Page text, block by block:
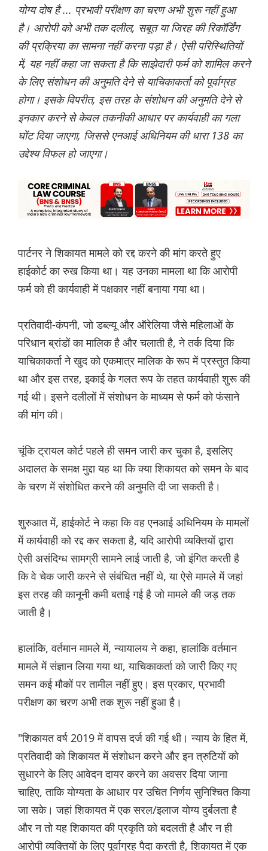
योग्य दोष है ... प्रभावी परीक्षण का चरण अभी शुरू नहीं हुआ
है। आरोपी को अभी तक दलील, सबूत या जिरह की रिकॉर्डिंग
की प्रक्रिया का सामना नहीं करना पड़ा है। ऐसी परिस्थितियों
में, यह नहीं कहा जा सकता है कि साझेदारी फर्म को शामिल करने
के लिए संशोधन की अनुमति देने से याचिकाकर्ता को पूर्वाग्रह
होगा। इसके विपरीत, इस तरह के संशोधन की अनुमति देने से
इनकार करने से केवल तकनीकी आधार पर कार्यवाही का गला
घोंट दिया जाएगा, जिससे एनआई अधिनियम की धारा 138 का
उद्देश्य विफल हो जाएगा।
पार्टनर ने शिकायत मामले को रद्द करने की मांग करते हुए
हाईकोर्ट का रुख किया था। यह उनका मामला था कि आरोपी
फर्म को ही कार्यवाही में पक्षकार नहीं बनाया गया था।
प्रतिवादी-कंपनी, जो डब्ल्यू और ऑरेलिया जैसे महिलाओं के
परिधान ब्रांडों का मालिक है और चलाती है, ने तर्क दिया कि
याचिकाकर्ता ने खुद को एकमात्र मालिक के रूप में प्रस्तुत किया
था और इस तरह, इकाई के गलत रूप के तहत कार्यवाही शुरू की
गई थी। इसने दलीलों में संशोधन के माध्यम से फर्म को फंसाने
की मांग की।
चूंकि ट्रायल कोर्ट पहले ही समन जारी कर चुका है, इसलिए
अदालत के समक्ष मुद्दा यह था कि क्या शिकायत को समन के बाद
के चरण में संशोधित करने की अनुमति दी जा सकती है।
शुरुआत में, हाईकोर्ट ने कहा कि वह एनआई अधिनियम के मामलों
में कार्यवाही को रद्द कर सकता है, यदि आरोपी व्यक्तियों द्वारा
ऐसी असंदिग्ध सामग्री सामने लाई जाती है, जो इंगित करती है
कि वे चेक जारी करने से संबंधित नहीं थे, या ऐसे मामले में जहां
इस तरह की कानूनी कमी बताई गई है जो मामले की जड़ तक
जाती है।
हालांकि, वर्तमान मामले में, न्यायालय ने कहा, हालांकि वर्तमान
मामले में संज्ञान लिया गया था, याचिकाकर्ता को जारी किए गए
समन कई मौकों पर तामील नहीं हुए। इस प्रकार, प्रभावी
परीक्षण का चरण अभी तक शुरू नहीं हुआ है।
"शिकायत वर्ष 2019 में वापस दर्ज की गई थी। न्याय के हित में,
प्रतिवादी को शिकायत में संशोधन करने और इन त्रुटियों को
सुधारने के लिए आवेदन दायर करने का अवसर दिया जाना
चाहिए, ताकि योग्यता के आधार पर उचित निर्णय सुनिश्चित किया
जा सके। जहां शिकायत में एक सरल/इलाज योग्य दुर्बलता है
और न तो यह शिकायत की प्रकृति को बदलती है और न ही
आरोपी व्यक्तियों के लिए पूर्वाग्रह पैदा करती है, शिकायत में एक